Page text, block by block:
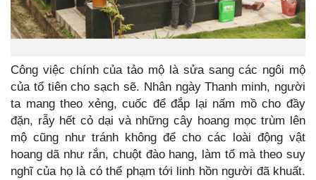
Công việc chính của tảo mộ là sửa sang các ngôi mộ
của tổ tiên cho sạch sẽ. Nhân ngày Thanh minh, người
ta mang theo xẻng, cuốc để đắp lại nấm mồ cho đầy
đặn, rẫy hết cỏ dại và những cây hoang mọc trùm lên
mộ cũng như tránh không để cho các loài động vật
hoang dã như rắn, chuột đào hang, làm tổ mà theo suy
nghĩ của họ là có thể phạm tới linh hồn người đã khuất.